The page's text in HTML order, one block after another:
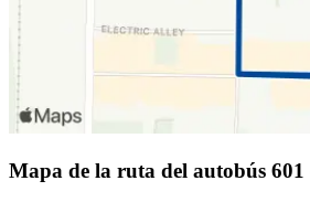
Mapa de la ruta del autobús 601